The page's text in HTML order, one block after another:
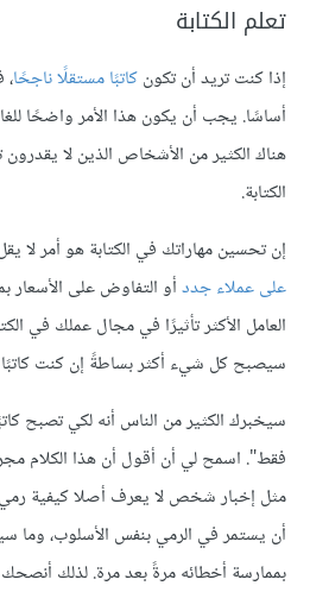
تعلم الكتابة
إذا كنت تريد أن تكونكاتبًا مستقلًا ناجحًا
أساسًا. يجب أن يكون هذا الأمر واضحًا
هناك الكثير من الأشخاص الذين لا
الكتابة.
إن تحسين مهاراتك في الكتابة هو أمر لا
على عملاء جددأو التفاوض على الأسعار
العامل الأكثر تأثيرًا في مجال عملك في
سيصبح كل شيء أكثر بساطةً إن كنت كاتبًا
سيخبرك الكثير من الناس أنه لكي تصبح
فقط". اسمح لي أن أقول أن هذا الكلام
مثل إخبار شخص لا يعرف أصلا كيفية
أن يستمر في الرمي بنفس الأسلوب، وما
بممارسة أخطائه مرةً بعد مرة. لذلك أنصحك